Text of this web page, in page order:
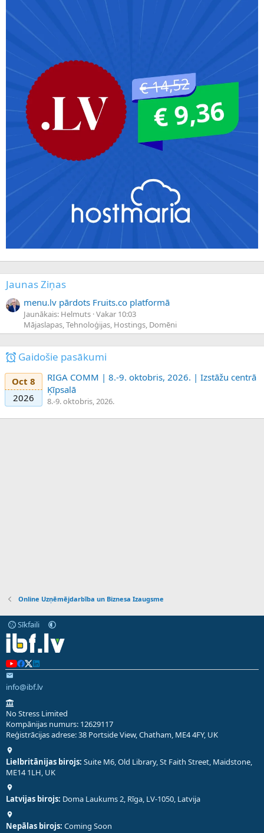
Jaunas Ziņas
menu.lv pārdots Fruits.co platformā
Jaunākais: Helmuts Vakar 10:03
Mājaslapas, Tehnoloģijas, Hostings, Domēni
Gaidošie pasākumi
Oct 8
2026
RIGA COMM | 8.-9. oktobris, 2026. | Izstāžu centrā
Ķīpsalā
8.-9. oktobris, 2026.
Online Uzņēmējdarbība un Biznesa Izaugsme
Sīkfaili
info@ibf.lv
No Stress Limited
Kompānijas numurs: 12629117
Reģistrācijas adrese: 38 Portside View, Chatham, ME4 4FY, UK
Lielbritānijas birojs: Suite M6, Old Library, St Faith Street, Maidstone,
ME14 1LH, UK
Latvijas birojs: Doma Laukums 2, Rīga, LV-1050, Latvija
Nepālas birojs: Coming Soon